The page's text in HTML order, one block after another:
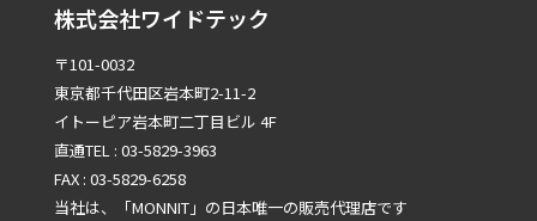
株式会社ワイドテック
〒101-0032
東京都千代田区岩本町2-11-2
イトーピア岩本町二丁目ビル 4F
直通TEL : 03-5829-3963
FAX : 03-5829-6258
当社は、「MONNIT」の日本唯一の販売代理店です